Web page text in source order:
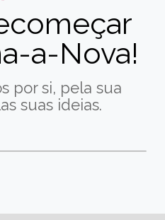
a-Nova!
por si, pela sua
suas ideias.